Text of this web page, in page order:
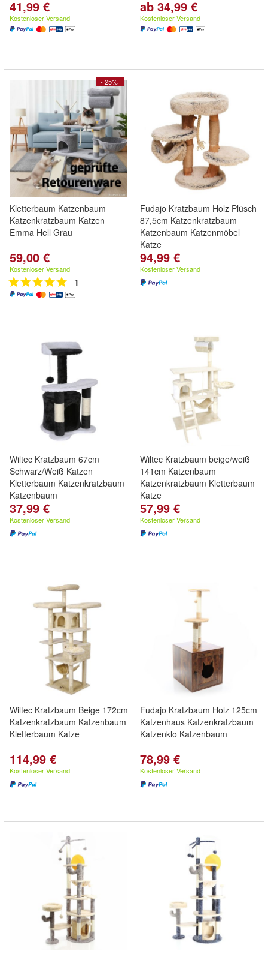
41,99 €
Kostenloser Versand
ab 34,99 €
Kostenloser Versand
- 25%
Kletterbaum Katzenbaum
Katzenkratzbaum Katzen
Emma Hell Grau
59,00 €
Kostenloser Versand
1
Fudajo Kratzbaum Holz Plüsch
87,5cm Katzenkratzbaum
Katzenbaum Katzenmöbel
Katze
94,99 €
Kostenloser Versand
Wiltec Kratzbaum 67cm
Schwarz/Weiß Katzen
Kletterbaum Katzenkratzbaum
Katzenbaum
37,99 €
Kostenloser Versand
Wiltec Kratzbaum beige/weiß
141cm Katzenbaum
Katzenkratzbaum Kletterbaum
Katze
57,99 €
Kostenloser Versand
Wiltec Kratzbaum Beige 172cm
Katzenkratzbaum Katzenbaum
Kletterbaum Katze
114,99 €
Kostenloser Versand
Fudajo Kratzbaum Holz 125cm
Katzenhaus Katzenkratzbaum
Katzenklo Katzenbaum
78,99 €
Kostenloser Versand